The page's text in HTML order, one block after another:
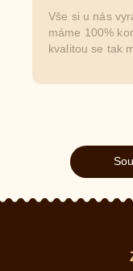
Vše si u nás
máme 100%
kvalitou se tak